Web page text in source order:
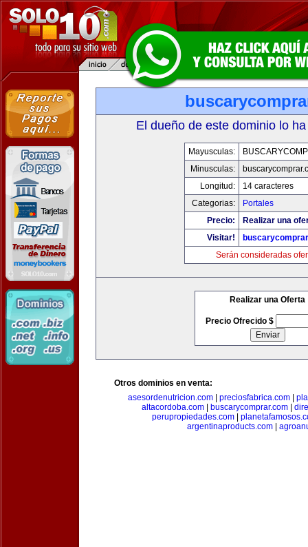
El dueño de este dominio lo
Mayusculas:
Minusculas:
Longitud:
14 caracteres
Categorias:
Portales
Precio:
Realizar una
Visitar!
Serán consideradas
Realizar una Oferta
Precio Ofrecido $
Otros dominios en venta:
asesordenutricion.com
preciosfabrica.com
altacordoba.com
buscarycomprar.com
perupropiedades.com
argentinaproducts.com|